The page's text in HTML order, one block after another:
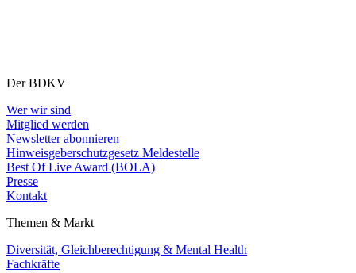
Der BDKV
Wer wir sind
Mitglied werden
Newsletter abonnieren
Hinweisgeberschutzgesetz Meldestelle
Best Of Live Award (BOLA)
Presse
Kontakt
Themen & Markt
Diversität, Gleichberechtigung & Mental Health
Fachkräfte